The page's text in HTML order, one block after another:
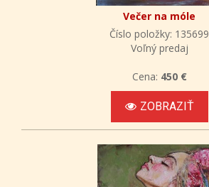
Večer na móle
Číslo položky: 135699
Voľný predaj
Cena: 450 €
ZOBRAZIŤ